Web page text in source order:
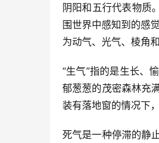
阴阳和五行代表物质
围世界中感知到的感
为动气、光气、棱角
“生气”指的是生长、
郁葱葱的茂密森林充
装有落地窗的情况下
死气是一种停滞的静